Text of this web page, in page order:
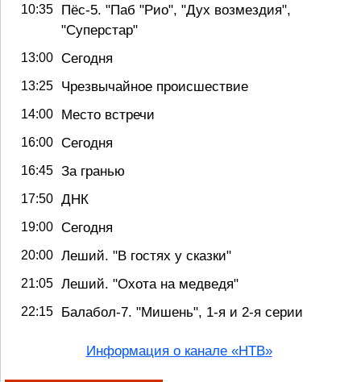
10:35
Пёс-5. "Паб "Рио", "Дух возмездия",
"Суперстар"
13:00 Сегодня
13:25 Чрезвычайное происшествие
14:00 Место встречи
16:00 Сегодня
16:45 За гранью
17:50 ДНК
19:00 Сегодня
20:00 Леший. "В гостях у сказки"
21:05 Леший. "Охота на медведя"
22:15 Балабол-7. "Мишень", 1-я и 2-я серии
Информация о канале «НТВ»